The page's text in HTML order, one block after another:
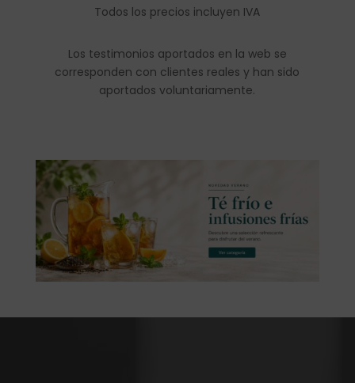
Todos los precios incluyen IVA
Los testimonios aportados en la web se
corresponden con clientes reales y han sido
aportados voluntariamente.